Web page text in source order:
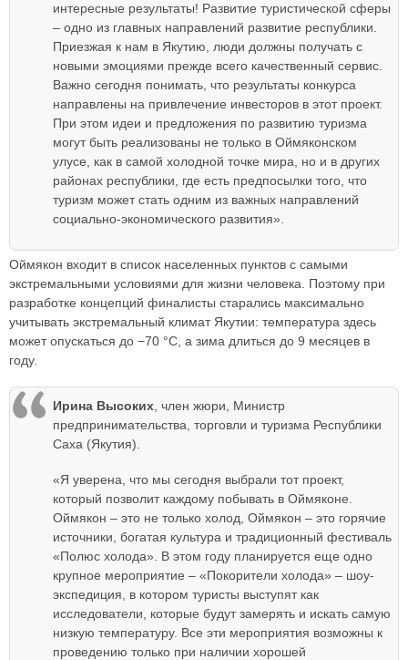
интересные результаты! Развитие туристической сферы
– одно из главных направлений развитие республики.
Приезжая к нам в Якутию, люди должны получать с
новыми эмоциями прежде всего качественный сервис.
Важно сегодня понимать, что результаты конкурса
направлены на привлечение инвесторов в этот проект.
При этом идеи и предложения по развитию туризма
могут быть реализованы не только в Оймяконском
улусе, как в самой холодной точке мира, но и в других
районах республики, где есть предпосылки того, что
туризм может стать одним из важных направлений
социально-экономического развития».
Оймякон входит в список населенных пунктов с самыми
экстремальными условиями для жизни человека. Поэтому при
разработке концепций финалисты старались максимально
учитывать экстремальный климат Якутии: температура здесь
может опускаться до −70 °C, а зима длиться до 9 месяцев в
году.
Ирина Высоких , член жюри, Министр
предпринимательства, торговли и туризма Республики
Саха (Якутия).
«Я уверена, что мы сегодня выбрали тот проект,
который позволит каждому побывать в Оймяконе.
Оймякон – это не только холод, Оймякон – это горячие
источники, богатая культура и традиционный фестиваль
«Полюс холода». В этом году планируется еще одно
крупное мероприятие – «Покорители холода» – шоу-
экспедиция, в котором туристы выступят как
исследователи, которые будут замерять и искать самую
низкую температуру. Все эти мероприятия возможны к
проведению только при наличии хорошей